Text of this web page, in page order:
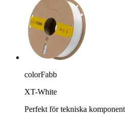
colorFabb
XT-White
Perfekt för tekniska